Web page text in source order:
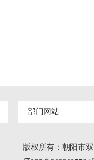
部门网站
版权所有：朝阳市